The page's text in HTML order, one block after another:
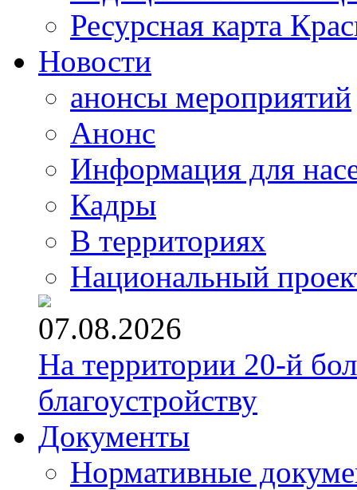
Ресурсная карта
Новости
анонсы мероприятий
Анонс
Информация для
Кадры
В территориях
Национальный
07.08.2026
На территории 20-й
благоустройству
Документы
Нормативные